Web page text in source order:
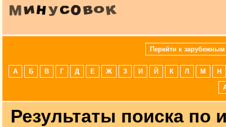
Перейти к зарубежным
А Б В Г Д Е Ж З И Й К Л М Н
Результаты поиска по